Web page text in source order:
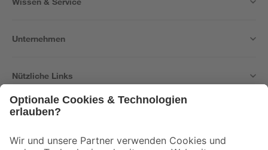
Unternehmen
Nützliche Links
Der toom Newsletter: Keine Angebote und Aktionen mehr verpassen!